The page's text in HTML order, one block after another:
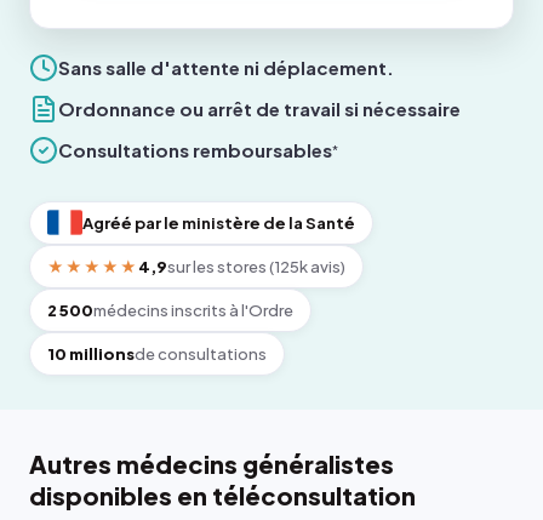
Sans salle d'attente ni déplacement.
Ordonnance ou arrêt de travail si nécessaire
Consultations remboursables*
Agréé par le ministère de la Santé
★★★★★ 4,9sur les stores (125k avis)
2 500médecins inscrits à l'Ordre
10 millionsde consultations
Autres médecins généralistes
disponibles en téléconsultation